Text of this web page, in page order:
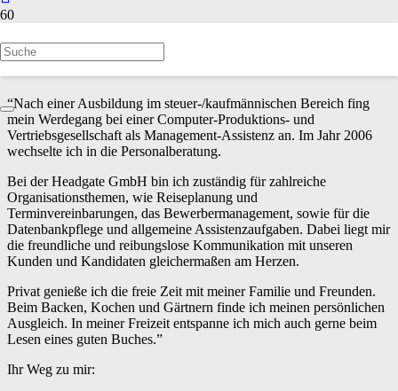
YVONNE MAREK
“Nach einer Ausbildung im steuer-/kaufmännischen Bereich fing
mein Werdegang bei einer Computer-Produktions- und
Vertriebsgesellschaft als Management-Assistenz an. Im Jahr 2006
wechselte ich in die Personalberatung.
Bei der Headgate GmbH bin ich zuständig für zahlreiche
Organisationsthemen, wie Reiseplanung und
Terminvereinbarungen, das Bewerbermanagement, sowie für die
Datenbankpflege und allgemeine Assistenzaufgaben. Dabei liegt mir
die freundliche und reibungslose Kommunikation mit unseren
Kunden und Kandidaten gleichermaßen am Herzen.
Privat genieße ich die freie Zeit mit meiner Familie und Freunden.
Beim Backen, Kochen und Gärtnern finde ich meinen persönlichen
Ausgleich. In meiner Freizeit entspanne ich mich auch gerne beim
Lesen eines guten Buches.”
Ihr Weg zu mir: